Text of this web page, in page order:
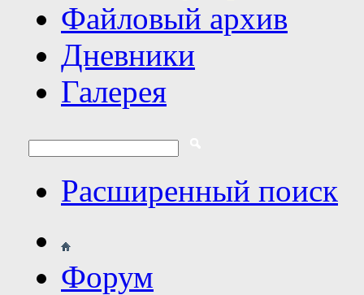
Файловый архив
Дневники
Галерея
Расширенный поиск
Форум